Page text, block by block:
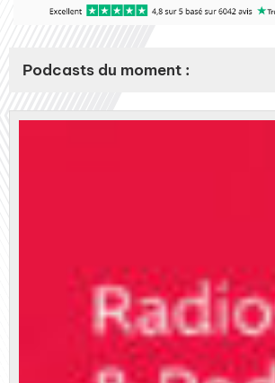
Podcasts du moment :